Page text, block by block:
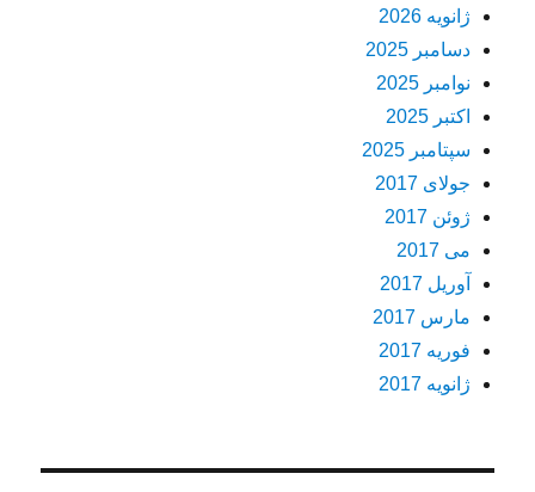
ژانویه 2026
دسامبر 2025
نوامبر 2025
اکتبر 2025
سپتامبر 2025
جولای 2017
ژوئن 2017
می 2017
آوریل 2017
مارس 2017
فوریه 2017
ژانویه 2017